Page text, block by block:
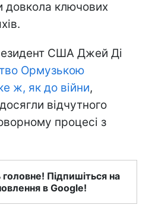
довкола ключових
США Джей Ді
Ормузькою
ж, як до війни,
відчутного
процесі з
Підпишіться на
в Google!